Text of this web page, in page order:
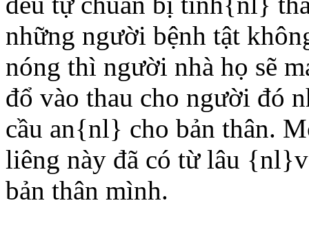
những người bệnh tật
nóng thì người nhà họ sẽ
đổ vào thau cho người đó
cầu an{nl} cho bản thân.
liêng này đã có từ lâu
bản thân mình.